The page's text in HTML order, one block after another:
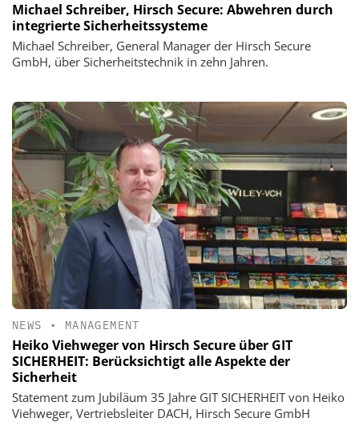
Michael Schreiber, Hirsch Secure: Abwehren durch
integrierte Sicherheitssysteme
Michael Schreiber, General Manager der Hirsch Secure
GmbH, über Sicherheitstechnik in zehn Jahren.
NEWS • MANAGEMENT
Heiko Viehweger von Hirsch Secure über GIT
SICHERHEIT: Berücksichtigt alle Aspekte der
Sicherheit
Statement zum Jubiläum 35 Jahre GIT SICHERHEIT von Heiko
Viehweger, Vertriebsleiter DACH, Hirsch Secure GmbH